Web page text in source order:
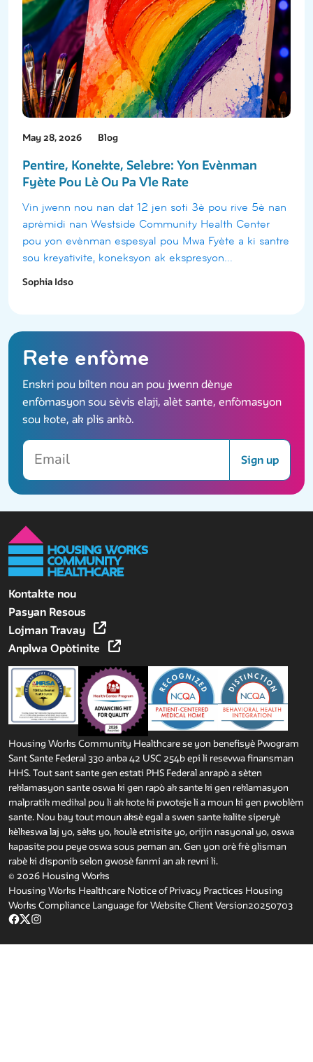
May 28, 2026 Blog
Pentire, Konekte, Selebre: Yon Evènman
Fyète Pou Lè Ou Pa Vle Rate
Vin jwenn nou nan dat 12 jen soti 3è pou rive 5è nan
aprèmidi nan Westside Community Health Center
pou yon evènman espesyal pou Mwa Fyète a ki santre
sou kreyativite, koneksyon ak ekspresyon...
Sophia Idso
Rete enfòme
Enskri pou bilten nou an pou jwenn dènye
enfòmasyon sou sèvis elaji, alèt sante, enfòmasyon
sou kote, ak plis ankò.
Email
Sign up
Kontakte nou
Pasyan Resous
Lojman Travay
Anplwa Opòtinite
Housing Works Community Healthcare se yon benefisyè Pwogram
Sant Sante Federal 330 anba 42 USC 254b epi li resevwa finansman
HHS. Tout sant sante gen estati PHS Federal anrapò a sèten
reklamasyon sante oswa ki gen rapò ak sante ki gen reklamasyon
malpratik medikal pou li ak kote ki pwoteje li a moun ki gen pwoblèm
sante. Nou bay tout moun aksè egal a swen sante kalite siperyè
kèlkeswa laj yo, sèks yo, koulè etnisite yo, orijin nasyonal yo, oswa
kapasite pou peye oswa sous peman an. Gen yon orè frè glisman
rabè ki disponib selon gwosè fanmi an ak revni li.
© 2026 Housing Works
Housing Works Healthcare Notice of Privacy Practices Housing
Works Compliance Language for Website Client Version20250703